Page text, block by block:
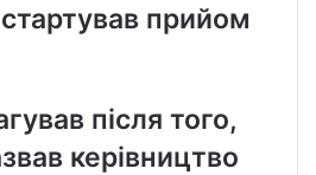
прийом
після того,
керівництво